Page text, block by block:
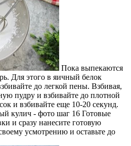
Пока выпекаются
Для этого в яичный белок
до легкой пены. Взбивая,
пудру и взбивайте до плотной
и взбивайте еще 10-20 секунд.
Готовые
и сразу нанесите готовую
усмотрению и оставьте до